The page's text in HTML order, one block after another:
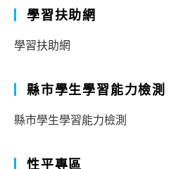
學習扶助網
學習扶助網
縣市學生學習能力檢測
縣市學生學習能力檢測
性平專區